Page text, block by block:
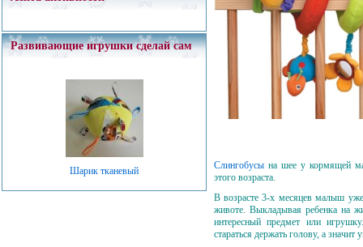
Развивающие игрушки сделай сам
Шарик тканевый
Слингобусы на шее у кормящей
этого возраста.
В возрасте 3-х месяцев малыш
животе. Выкладывая ребенка на
интересный предмет или
стараться держать голову, а